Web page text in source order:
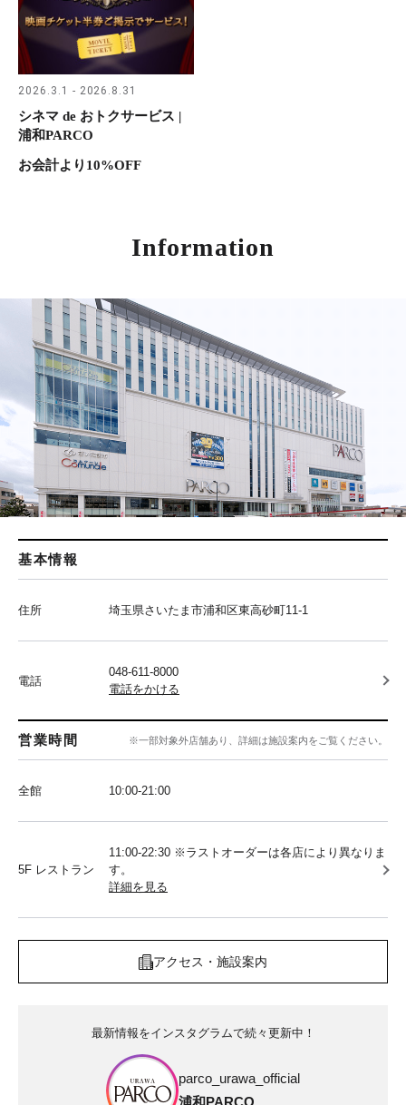
2026.3.1 - 2026.8.31
シネマ de おトクサービス |
浦和PARCO
お会計より10%OFF
Information
基本情報
住所 埼玉県さいたま市浦和区東高砂町11-1
電話
048-611-8000
電話をかける
営業時間 ※一部対象外店舗あり、詳細は施設案内をご覧ください。
全館 10:00‐21:00
5F レストラン
11:00-22:30 ※ラストオーダーは各店により異なりま
す。
詳細を見る
アクセス・施設案内
最新情報をインスタグラムで続々更新中！
parco_urawa_official